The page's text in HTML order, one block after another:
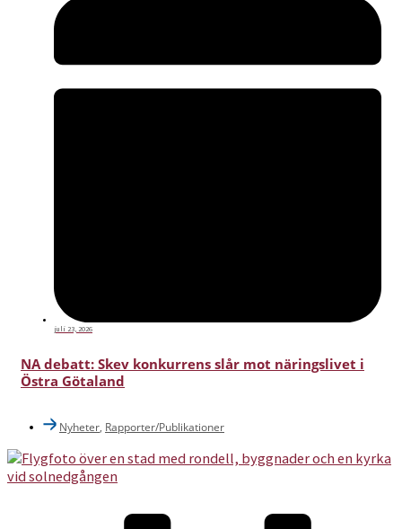
juli 23, 2026
NA debatt: Skev konkurrens slår mot näringslivet i
Östra Götaland
Nyheter, Rapporter/Publikationer